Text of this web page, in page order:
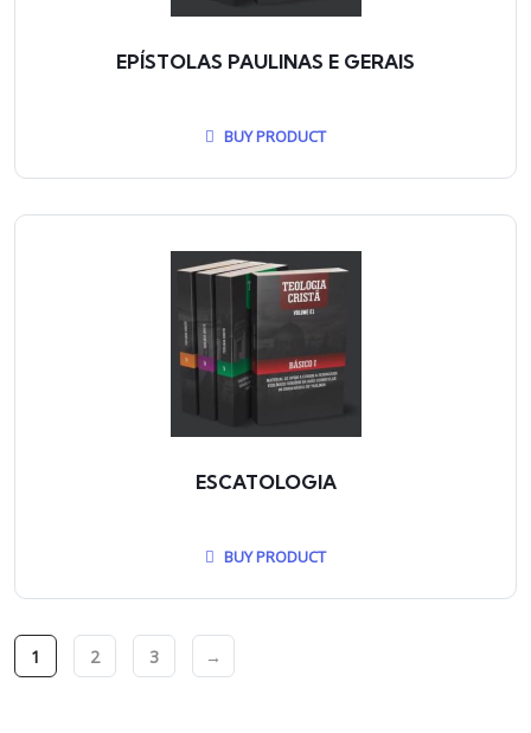
EPÍSTOLAS PAULINAS E GERAIS
BUY PRODUCT
ESCATOLOGIA
BUY PRODUCT
1 2 3 →